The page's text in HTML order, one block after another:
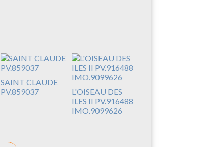
SAINT CLAUDE
PV.859037
L'OISEAU DES
ILES II PV.916488
IMO.9099626